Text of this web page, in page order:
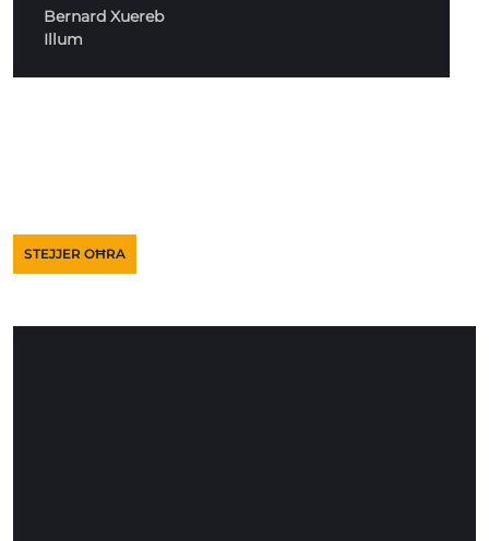
Bernard Xuereb
Illum
STEJJER OĦRA